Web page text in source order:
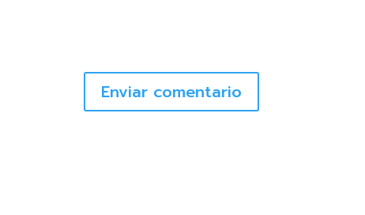
Enviar comentario